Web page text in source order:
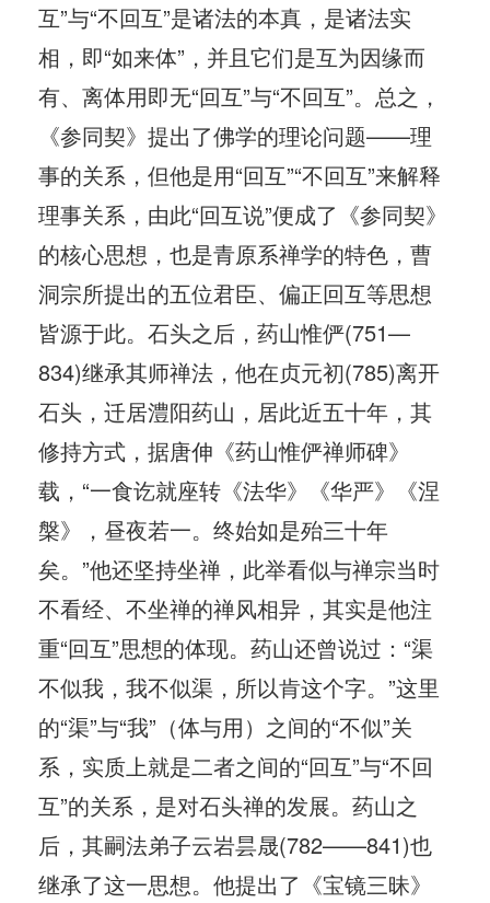
互”与“不回互”是诸法的本真，是诸法实
相，即“如来体”，并且它们是互为因缘而
有、离体用即无“回互”与“不回互”。总之，
《参同契》提出了佛学的理论问题——理
事的关系，但他是用“回互”“不回互”来解释
理事关系，由此“回互说”便成了《参同契》
的核心思想，也是青原系禅学的特色，曹
洞宗所提出的五位君臣、偏正回互等思想
皆源于此。石头之后，药山惟俨(751—
834)继承其师禅法，他在贞元初(785)离开
石头，迁居澧阳药山，居此近五十年，其
修持方式，据唐伸《药山惟俨禅师碑》
载，“一食讫就座转《法华》《华严》《涅
槃》，昼夜若一。终始如是殆三十年
矣。”他还坚持坐禅，此举看似与禅宗当时
不看经、不坐禅的禅风相异，其实是他注
重“回互”思想的体现。药山还曾说过：“渠
不似我，我不似渠，所以肯这个字。”这里
的“渠”与“我”（体与用）之间的“不似”关
系，实质上就是二者之间的“回互”与“不回
互”的关系，是对石头禅的发展。药山之
后，其嗣法弟子云岩昙晟(782——841)也
继承了这一思想。他提出了《宝镜三昧》